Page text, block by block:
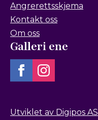
Angrerettsskjema
Kontakt oss
Om oss
Galleri ene
Utviklet av Digipos AS